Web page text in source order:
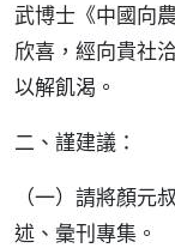
武博士《中國向
欣喜，經向貴社
以解飢渴。
二、謹建議：
（一）請將顏元
述、彙刊專集。